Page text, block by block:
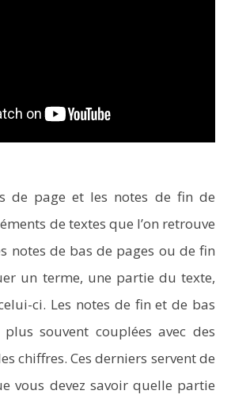
de page et les notes de fin de
de textes que l’on retrouve
notes de bas de pages ou de fin
un terme, une partie du texte,
ci. Les notes de fin et de bas
souvent couplées avec des
chiffres. Ces derniers servent de
vous devez savoir quelle partie